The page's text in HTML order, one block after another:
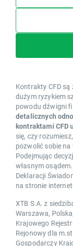
Kontrakty CFD
dużym ryzykiem
powodu dźwigni
detalicznych
kontraktami CFD
się, czy
pozwolić sobie
Podejmując
własnym
Deklaracji
na stronie
XTB S.A. z
Warszawa,
Krajowego
Rejonowy dla
Gospodarczy